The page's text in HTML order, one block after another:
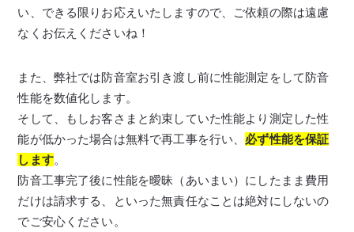
い、できる限りお応えいたしますので、ご依頼の際は遠慮
なくお伝えくださいね！
また、弊社では防音室お引き渡し前に性能測定をして防音
性能を数値化します。
そして、もしお客さまと約束していた性能より測定した性
能が低かった場合は無料で再工事を行い、 必ず性能を保証
します。
防音工事完了後に性能を曖昧（あいまい）にしたまま費用
だけは請求する、といった無責任なことは絶対にしないの
でご安心ください。